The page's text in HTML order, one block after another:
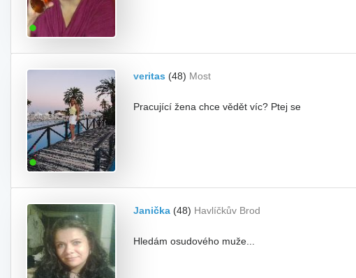
veritas (48) Most
Pracující žena chce vědět víc? Ptej se
Janička (48) Havlíčkův Brod
Hledám osudového muže...